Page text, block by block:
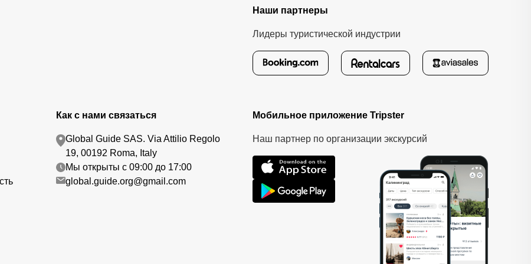
Наши партнеры
Лидеры туристической индустрии
Как с нами связаться
Global Guide SAS. Via Attilio Regolo
19, 00192 Roma, Italy
Мы открыты с 09:00 до 17:00
global.guide.org@gmail.com
Мобильное приложение Tripster
Наш партнер по организации экскурсий